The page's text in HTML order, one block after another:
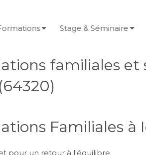
Stage & Séminaire
familiales
Familiales à
pour un retour à l'équilibre.